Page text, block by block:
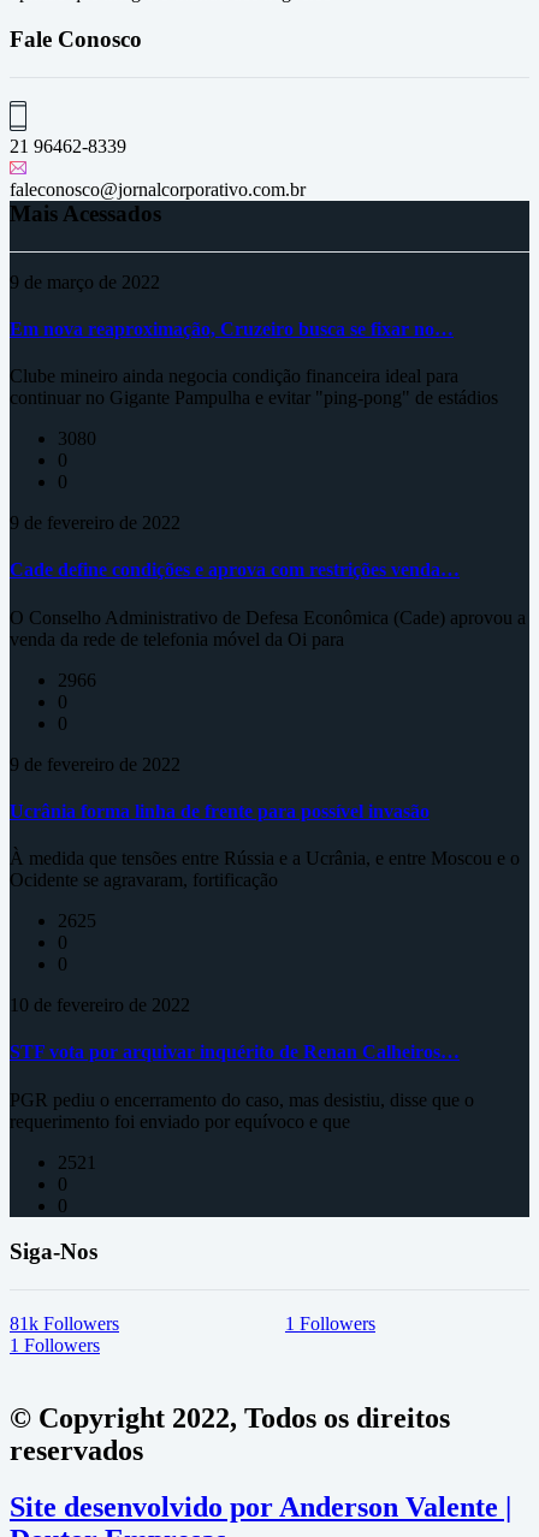
Fale Conosco
21 96462-8339
faleconosco@jornalcorporativo.com.br
Mais Acessados
9 de março de 2022
Em nova reaproximação, Cruzeiro busca se fixar no…
Clube mineiro ainda negocia condição financeira ideal para
continuar no Gigante Pampulha e evitar "ping-pong" de estádios
3080
0
0
9 de fevereiro de 2022
Cade define condições e aprova com restrições venda…
O Conselho Administrativo de Defesa Econômica (Cade) aprovou a
venda da rede de telefonia móvel da Oi para
2966
0
0
9 de fevereiro de 2022
Ucrânia forma linha de frente para possível invasão
À medida que tensões entre Rússia e a Ucrânia, e entre Moscou e o
Ocidente se agravaram, fortificação
2625
0
0
10 de fevereiro de 2022
STF vota por arquivar inquérito de Renan Calheiros…
PGR pediu o encerramento do caso, mas desistiu, disse que o
requerimento foi enviado por equívoco e que
2521
0
0
Siga-Nos
81k Followers 1 Followers
1 Followers
© Copyright 2022, Todos os direitos
reservados
Site desenvolvido por Anderson Valente |